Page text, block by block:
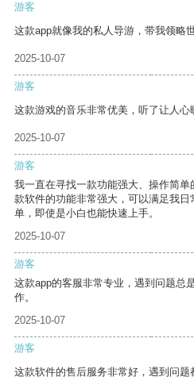
游客
这款app就像我的私人导游，带我领略
2025-10-07
游客
这款游戏的音乐非常优美，听了让人心
2025-10-07
游客
我一直在寻找一款功能强大、操作简
款软件的功能非常强大，可以满足我
单，即使是小白也能快速上手。
2025-10-07
游客
这款app的客服非常专业，遇到问题总
作。
2025-10-07
游客
这款软件的售后服务非常好，遇到问题